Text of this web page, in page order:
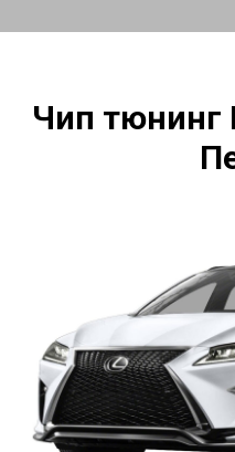
Чип тюнинг